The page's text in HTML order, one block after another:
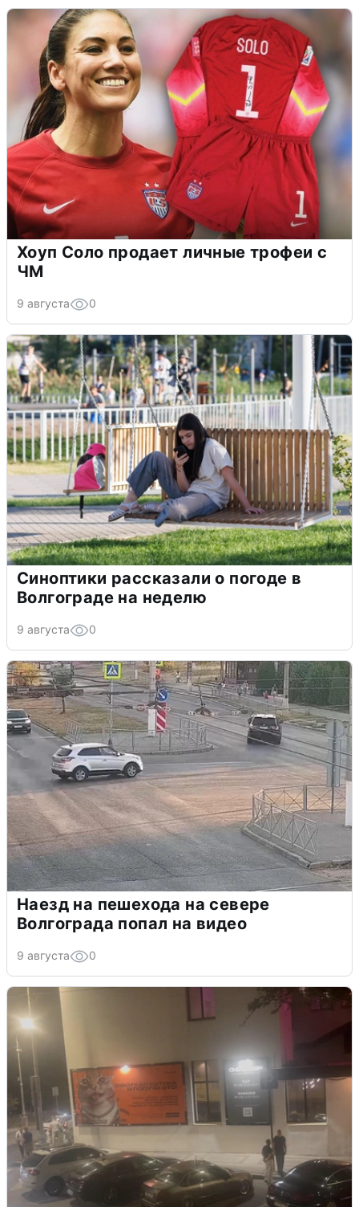
Хоуп Соло продает личные трофеи с
ЧМ
9 августа 0
Синоптики рассказали о погоде в
Волгограде на неделю
9 августа 0
Наезд на пешехода на севере
Волгограда попал на видео
9 августа 0